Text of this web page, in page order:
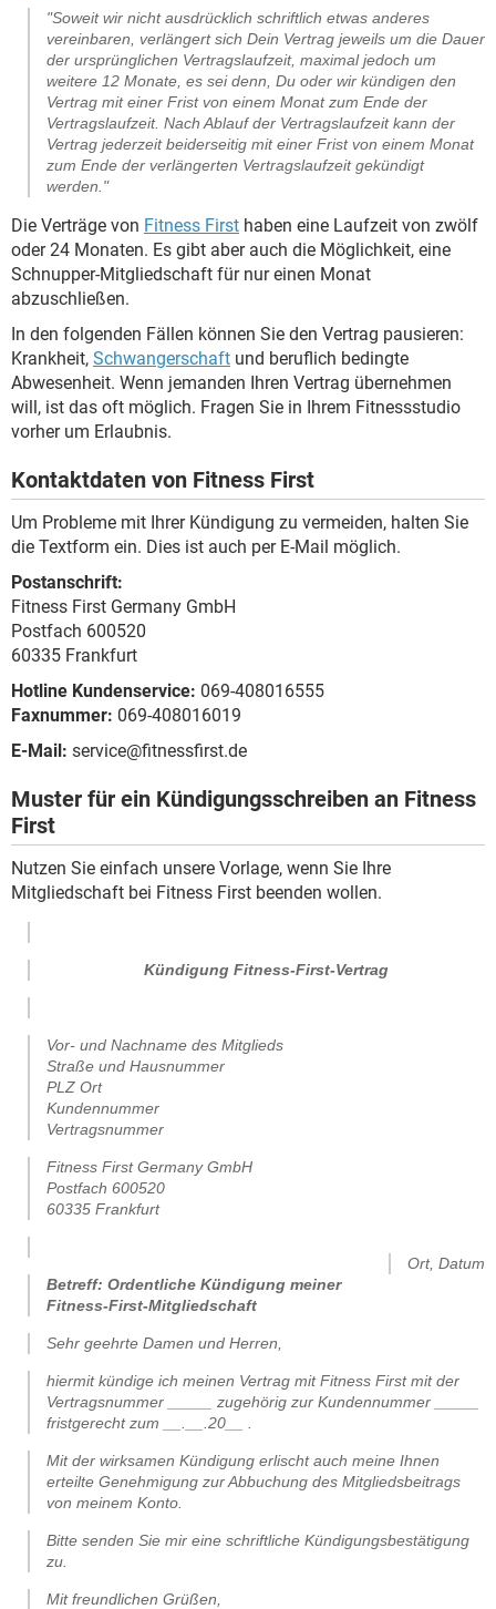
"Soweit wir nicht ausdrücklich schriftlich etwas anderes
vereinbaren, verlängert sich Dein Vertrag jeweils um die Dauer
der ursprünglichen Vertragslaufzeit, maximal jedoch um
weitere 12 Monate, es sei denn, Du oder wir kündigen den
Vertrag mit einer Frist von einem Monat zum Ende der
Vertragslaufzeit. Nach Ablauf der Vertragslaufzeit kann der
Vertrag jederzeit beiderseitig mit einer Frist von einem Monat
zum Ende der verlängerten Vertragslaufzeit gekündigt
werden."
Die Verträge von Fitness First haben eine Laufzeit von zwölf
oder 24 Monaten. Es gibt aber auch die Möglichkeit, eine
Schnupper-Mitgliedschaft für nur einen Monat
abzuschließen.
In den folgenden Fällen können Sie den Vertrag pausieren:
Krankheit, Schwangerschaft und beruflich bedingte
Abwesenheit. Wenn jemanden Ihren Vertrag übernehmen
will, ist das oft möglich. Fragen Sie in Ihrem Fitnessstudio
vorher um Erlaubnis.
Kontaktdaten von Fitness First
Um Probleme mit Ihrer Kündigung zu vermeiden, halten Sie
die Textform ein. Dies ist auch per E-Mail möglich.
Postanschrift:
Fitness First Germany GmbH
Postfach 600520
60335 Frankfurt
Hotline Kundenservice: 069-408016555
Faxnummer: 069-408016019
E-Mail: service@fitnessfirst.de
Muster für ein Kündigungsschreiben an Fitness
First
Nutzen Sie einfach unsere Vorlage, wenn Sie Ihre
Mitgliedschaft bei Fitness First beenden wollen.
Kündigung Fitness-First-Vertrag
Vor- und Nachname des Mitglieds
Straße und Hausnummer
PLZ Ort
Kundennummer
Vertragsnummer
Fitness First Germany GmbH
Postfach 600520
60335 Frankfurt
Ort, Datum
Betreff: Ordentliche Kündigung meiner
Fitness-First-Mitgliedschaft
Sehr geehrte Damen und Herren,
hiermit kündige ich meinen Vertrag mit Fitness First mit der
Vertragsnummer _____ zugehörig zur Kundennummer _____
fristgerecht zum __.__.20__ .
Mit der wirksamen Kündigung erlischt auch meine Ihnen
erteilte Genehmigung zur Abbuchung des Mitgliedsbeitrags
von meinem Konto.
Bitte senden Sie mir eine schriftliche Kündigungsbestätigung
zu.
Mit freundlichen Grüßen,